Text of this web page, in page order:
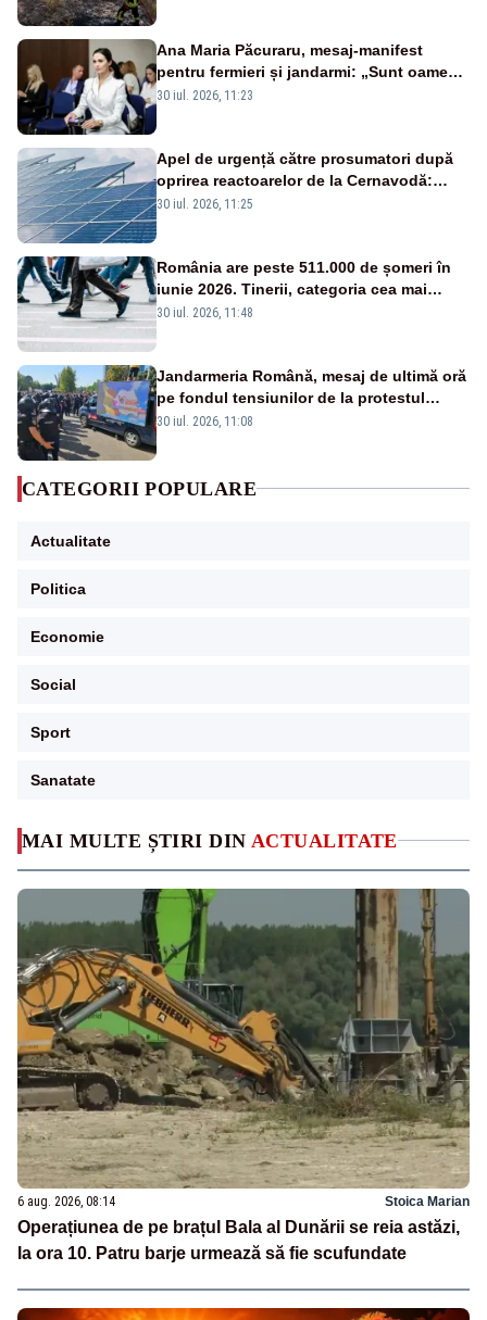
MAI MULTE ȘTIRI DIN ACTUALITATE
6 aug. 2026, 08:14 Stoica Marian
Operațiunea de pe brațul Bala al Dunării se reia astăzi,
la ora 10. Patru barje urmează să fie scufundate
Ana Maria Păcuraru, mesaj-manifest
pentru fermieri și jandarmi: „Sunt oameni
disperați, nu sunt răufăcători”
30 iul. 2026, 11:23
Apel de urgență către prosumatori după
oprirea reactoarelor de la Cernavodă:
România are nevoie de energie
30 iul. 2026, 11:25
România are peste 511.000 de șomeri în
iunie 2026. Tinerii, categoria cea mai
afectată
30 iul. 2026, 11:48
Jandarmeria Română, mesaj de ultimă oră
pe fondul tensiunilor de la protestul
masiv al fermierilor - VIDEO
30 iul. 2026, 11:08
CATEGORII POPULARE
Actualitate
Politica
Economie
Social
Sport
Sanatate